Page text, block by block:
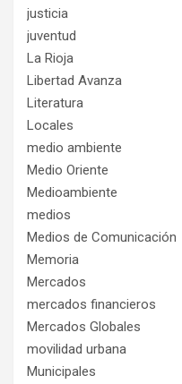
justicia
juventud
La Rioja
Libertad Avanza
Literatura
Locales
medio ambiente
Medio Oriente
Medioambiente
medios
Medios de Comunicación
Memoria
Mercados
mercados financieros
Mercados Globales
movilidad urbana
Municipales